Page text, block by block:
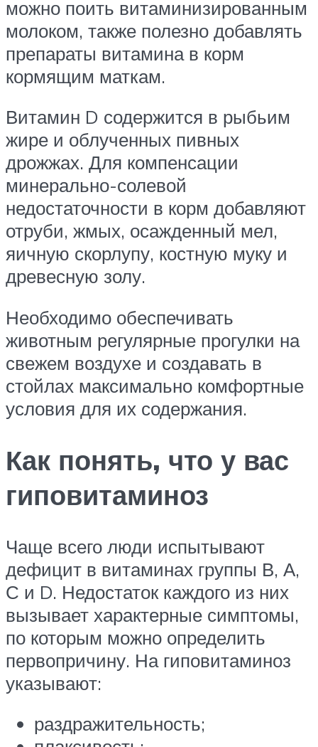
можно поить витаминизированным
молоком, также полезно добавлять
препараты витамина в корм
кормящим маткам.
Витамин D содержится в рыбьим
жире и облученных пивных
дрожжах. Для компенсации
минерально-солевой
недостаточности в корм добавляют
отруби, жмых, осажденный мел,
яичную скорлупу, костную муку и
древесную золу.
Необходимо обеспечивать
животным регулярные прогулки на
свежем воздухе и создавать в
стойлах максимально комфортные
условия для их содержания.
Как понять, что у вас
гиповитаминоз
Чаще всего люди испытывают
дефицит в витаминах группы В, А,
С и D. Недостаток каждого из них
вызывает характерные симптомы,
по которым можно определить
первопричину. На гиповитаминоз
указывают:
раздражительность;